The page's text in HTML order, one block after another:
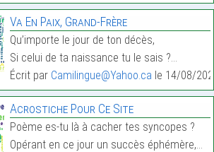
Va En Paix, Grand-Frère
Qu’importe le jour de ton décès,
Si celui de ta naissance tu le sais ?…
Écrit par Camilingue@Yahoo.ca le 14/08/
Acrostiche Pour Ce Site
Poème es-tu là à cacher tes syncopes ?
Opérant en ce jour un succès éphémère,…